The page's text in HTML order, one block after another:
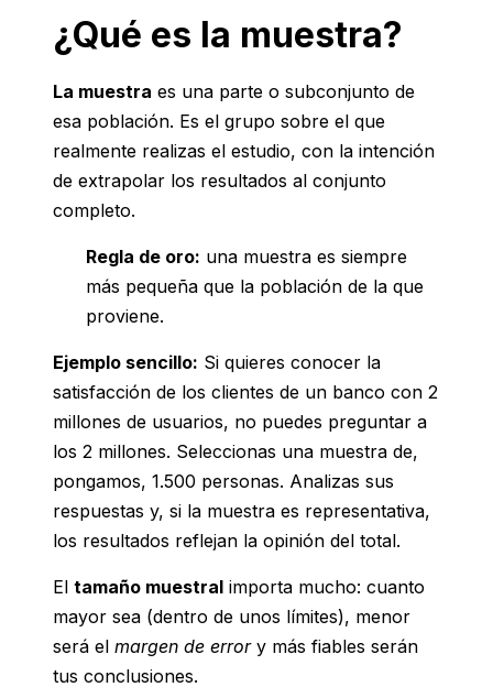
¿Qué es la muestra?
La muestra es una parte o subconjunto de
esa población. Es el grupo sobre el que
realmente realizas el estudio, con la intención
de extrapolar los resultados al conjunto
completo.
Regla de oro: una muestra es siempre
más pequeña que la población de la que
proviene.
Ejemplo sencillo: Si quieres conocer la
satisfacción de los clientes de un banco con 2
millones de usuarios, no puedes preguntar a
los 2 millones. Seleccionas una muestra de,
pongamos, 1.500 personas. Analizas sus
respuestas y, si la muestra es representativa,
los resultados reflejan la opinión del total.
El tamaño muestral importa mucho: cuanto
mayor sea (dentro de unos límites), menor
será el margen de errory más fiables serán
tus conclusiones.